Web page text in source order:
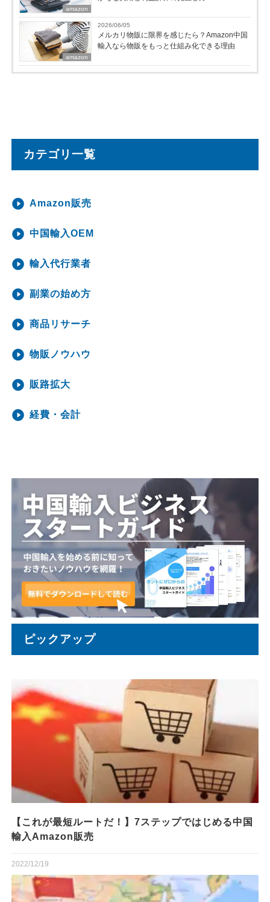
amazon
amazon
2026/06/05
メルカリ物販に限界を感じたら？Amazon中国
輸入なら物販をもっと仕組み化できる理由
カテゴリ一覧
Amazon販売
中国輸入OEM
輸入代行業者
副業の始め方
商品リサーチ
物販ノウハウ
販路拡大
経費・会計
ピックアップ
【これが最短ルートだ！】7ステップではじめる中国
輸入Amazon販売
2022/12/19